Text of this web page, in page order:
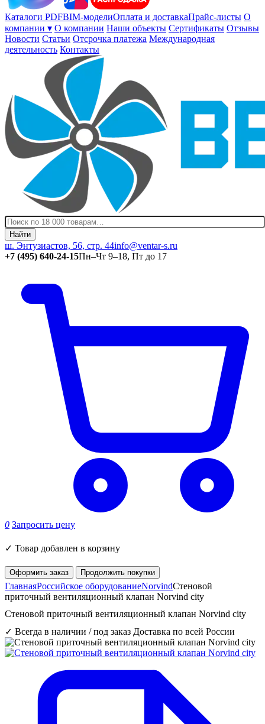
Каталоги PDFBIM-моделиОплата и доставкаПрайс-листы О
компании ▾ О компании Наши объекты Сертификаты Отзывы
Новости Статьи Отсрочка платежа Международная
деятельность Контакты
Найти
ш. Энтузиастов, 56, стр. 44info@ventar-s.ru
+7 (495) 640-24-15Пн–Чт 9–18, Пт до 17
0 Запросить цену
✓ Товар добавлен в корзину
Оформить заказ Продолжить покупки
ГлавнаяРоссийское оборудованиеNorvindСтеновой
приточный вентиляционный клапан Norvind city
Стеновой приточный вентиляционный клапан Norvind city
✓ Всегда в наличии / под заказ Доставка по всей России